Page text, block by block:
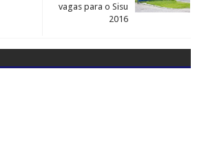
vagas para o Sisu
2016